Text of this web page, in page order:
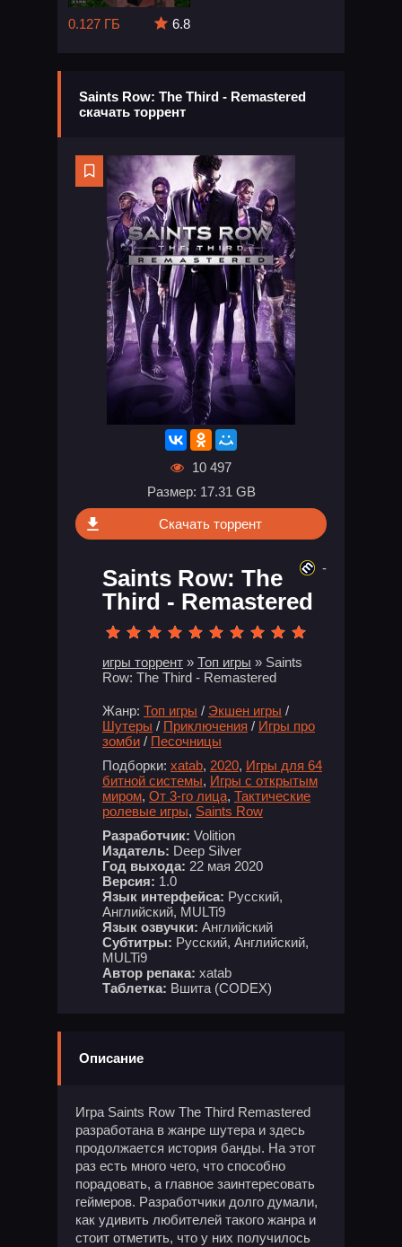
0.127 ГБ
6.8
Saints Row: The Third - Remastered
скачать торрент
10 497
Размер: 17.31 GB
Скачать торрент
Saints Row: The
Third - Remastered
игры торрент » Топ игры » Saints
Row: The Third - Remastered
Жанр: Топ игры / Экшен игры /
Шутеры / Приключения / Игры про
зомби / Песочницы
Подборки: xatab, 2020, Игры для 64
битной системы, Игры с открытым
миром, От 3-го лица, Тактические
ролевые игры, Saints Row
Разработчик: Volition
Издатель: Deep Silver
Год выхода: 22 мая 2020
Версия: 1.0
Язык интерфейса: Русский,
Английский, MULTi9
Язык озвучки: Английский
Субтитры: Русский, Английский,
MULTi9
Автор репака: xatab
Таблетка: Вшита (CODEX)
-
Описание
Игра Saints Row The Third Remastered
разработана в жанре шутера и здесь
продолжается история банды. На этот
раз есть много чего, что способно
порадовать, а главное заинтересовать
геймеров. Разработчики долго думали,
как удивить любителей такого жанра и
стоит отметить, что у них получилось